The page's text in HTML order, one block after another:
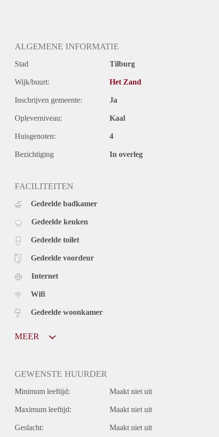
ALGEMENE INFORMATIE
Stad Tilburg
Wijk/buurt: Het Zand
Inschrijven gemeente: Ja
Opleverniveau: Kaal
Huisgenoten: 4
Bezichtiging In overleg
FACILITEITEN
Gedeelde badkamer
Gedeelde keuken
Gedeelde toilet
Gedeelde voordeur
Internet
Wifi
Gedeelde woonkamer
MEER
GEWENSTE HUURDER
Minimum leeftijd: Maakt niet uit
Maximum leeftijd: Maakt niet uit
Geslacht: Maakt niet uit